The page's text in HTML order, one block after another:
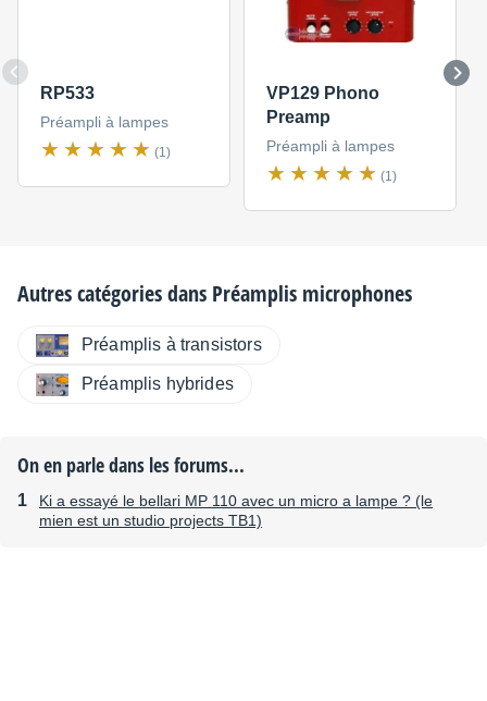
RP533
Préampli à lampes
(1)
VP129 Phono
Preamp
Préampli à lampes
(1)
Autres catégories dans Préamplis microphones
Préamplis à transistors
Préamplis hybrides
On en parle dans les forums...
Ki a essayé le bellari MP 110 avec un micro a lampe ? (le
mien est un studio projects TB1)